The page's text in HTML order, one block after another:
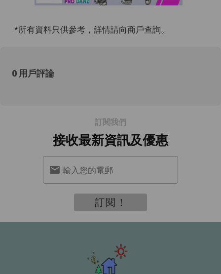
*所有資料只供參考，詳情請向商戶查詢。
0 用戶評論
訂閱我們
接收最新資訊及優惠
輸入您的電郵
訂閱！